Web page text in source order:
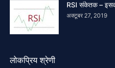
RSI संकेतक –
अक्टूबर 27, 2019
लोकप्रिय श्रेणी